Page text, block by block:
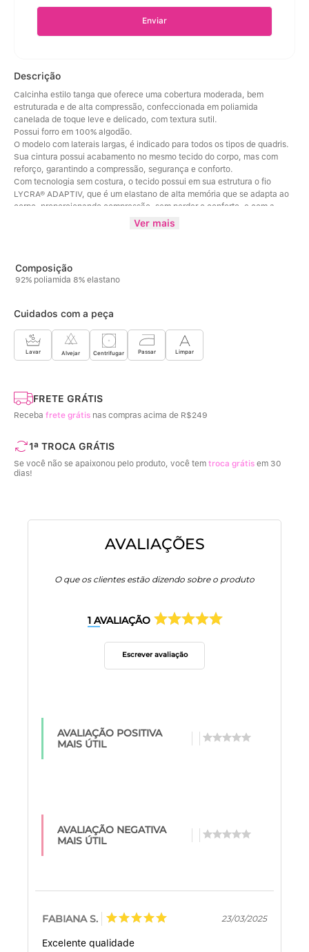
Enviar
Descrição
Calcinha estilo tanga que oferece uma cobertura moderada, bem
estruturada e de alta compressão, confeccionada em poliamida
canelada de toque leve e delicado, com textura sutil.
Possui forro em 100% algodão.
O modelo com laterais largas, é indicado para todos os tipos de quadris.
Sua cintura possui acabamento no mesmo tecido do corpo, mas com
reforço, garantindo a compressão, segurança e conforto.
Com tecnologia sem costura, o tecido possui em sua estrutura o fio
LYCRA® ADAPTIV, que é um elastano de alta memória que se adapta ao
corpo, proporcionando compressão, sem perder o conforto, e com a
tecnologia que permite que a peça retorne à sua forma original, sem
Desta forma, sugerimos que consulte a tabela de medidas considerando
um tamanho maior do seu habitual para maior conforto.
Ver mais
92% poliamida 8% elastano
Cuidados com a peça
Lavar Alvejar Centrifugar Passar Limpar
FRETE GRÁTIS
Receba frete grátis nas compras acima de R$249
1ª TROCA GRÁTIS
Se você não se apaixonou pelo produto, você tem troca grátis em 30
dias!
AVALIAÇÕES
O que os clientes estão dizendo sobre o produto
1 AVALIAÇÃO
Escrever avaliação
AVALIAÇÃO POSITIVA
MAIS ÚTIL
AVALIAÇÃO NEGATIVA
MAIS ÚTIL
FABIANA S. 23/03/2025
Excelente qualidade